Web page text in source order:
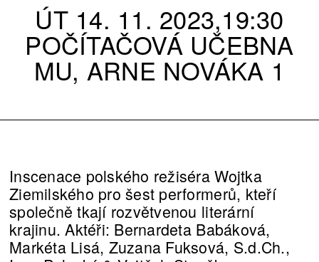
ÚT 14. 11. 2023,19:30
POČÍTAČOVÁ UČEBNA
MU, ARNE NOVÁKA 1
Inscenace polského režiséra Wojtka
Ziemilského pro šest performerů, kteří
společně tkají rozvětvenou literární
krajinu. Aktéři: Bernardeta Babáková,
Markéta Lisá, Zuzana Fuksová, S.d.Ch.,